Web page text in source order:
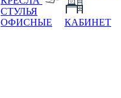
СТУЛЬЯ
ОФИСНЫЕ
КАБИНЕТ